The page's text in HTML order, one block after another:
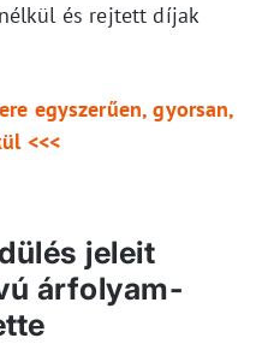
és rejtett díjak
egyszerűen, gyorsan,
<<<
jeleit
árfolyam-